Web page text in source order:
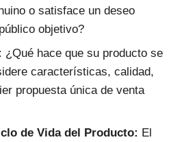
o satisface un deseo
objetivo?
¿Qué hace que su producto se
características, calidad,
propuesta única de venta
de Vida del Producto: El